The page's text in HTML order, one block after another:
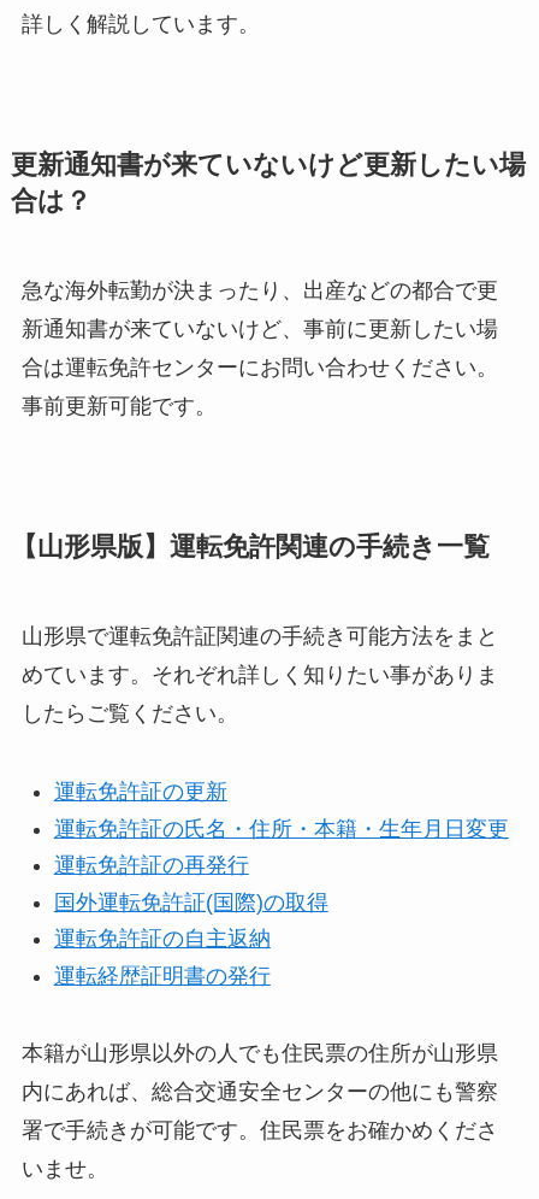
詳しく解説しています。
更新通知書が来ていないけど更新したい場
合は？
急な海外転勤が決まったり、出産などの都合で更
新通知書が来ていないけど、事前に更新したい場
合は運転免許センターにお問い合わせください。
事前更新可能です。
【山形県版】運転免許関連の手続き一覧
山形県で運転免許証関連の手続き可能方法をまと
めています。それぞれ詳しく知りたい事がありま
したらご覧ください。
運転免許証の更新
運転免許証の氏名・住所・本籍・生年月日変更
運転免許証の再発行
国外運転免許証(国際)の取得
運転免許証の自主返納
運転経歴証明書の発行
本籍が山形県以外の人でも住民票の住所が山形県
内にあれば、総合交通安全センターの他にも警察
署で手続きが可能です。住民票をお確かめくださ
いませ。